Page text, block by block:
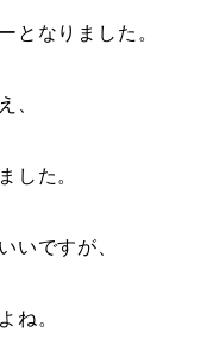
となりました。
、
した。
いですが、
ね。